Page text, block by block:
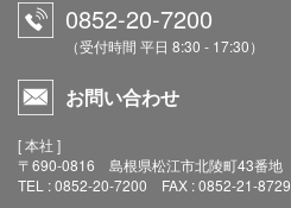
0852-20-7200
（受付時間 平日 8:30 - 17:30）
お問い合わせ
[ 本社 ]
〒690-0816 島根県松江市北陵町43番地
TEL : 0852-20-7200 FAX : 0852-21-8729